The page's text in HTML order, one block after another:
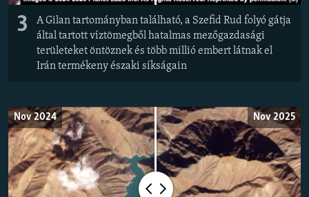
3
A Gilan tartományban található, a Szefid Rud folyó gátja
által tartott víztömegből hatalmas mezőgazdasági
területeket öntöznek és több millió embert látnak el
Irán termékeny északi síkságain
Nov 2024 Nov 2025